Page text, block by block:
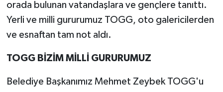
orada bulunan vatandaşlara ve gençlere tanıttı.
Yerli ve milli gururumuz TOGG, oto galericilerden
ve esnaftan tam not aldı.
TOGG BİZİM MİLLİ GURURUMUZ
Belediye Başkanımız Mehmet Zeybek TOGG'u